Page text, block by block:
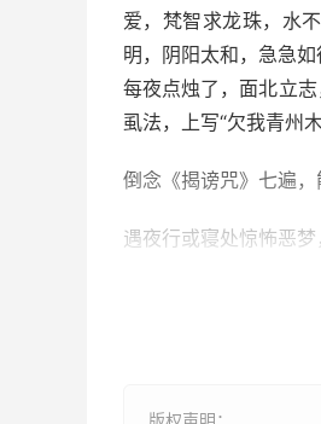
爱，梵智求龙珠，水
明，阴阳太和，急急
每夜点烛了，面北立
虱法，上写“欠我青州
倒念《揭谤咒》七遍，
遇夜行或寝处惊怖恶梦
每闻鸦噪，默念“干元
版权声明：